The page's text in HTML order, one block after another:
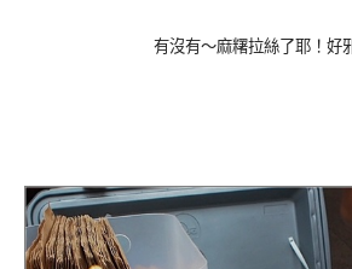
有沒有～麻糬拉絲了耶！好